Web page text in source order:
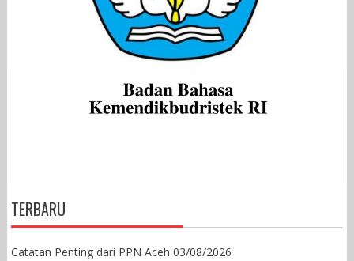
TERBARU
Catatan Penting dari PPN Aceh 03/08/2026